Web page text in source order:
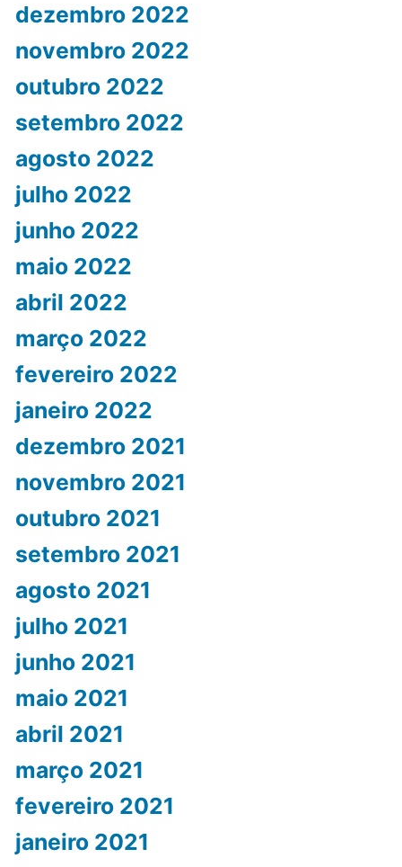
dezembro 2022
novembro 2022
outubro 2022
setembro 2022
agosto 2022
julho 2022
junho 2022
maio 2022
abril 2022
março 2022
fevereiro 2022
janeiro 2022
dezembro 2021
novembro 2021
outubro 2021
setembro 2021
agosto 2021
julho 2021
junho 2021
maio 2021
abril 2021
março 2021
fevereiro 2021
janeiro 2021